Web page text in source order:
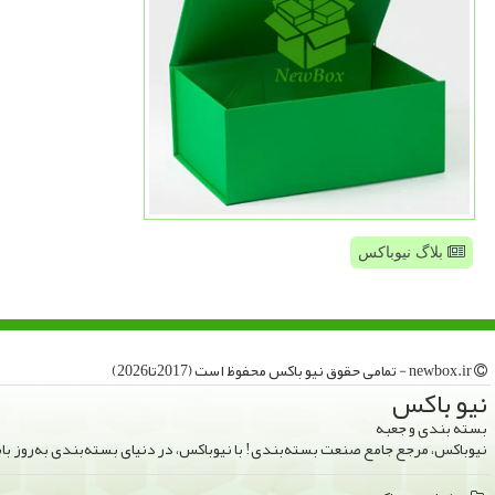
بلاگ نیوباکس
نیو باكس
بسته بندی و جعبه
نیوباکس، مرجع جامع صنعت بسته‌بندی! با نیوباکس، در دنیای بسته‌بندی به‌روز